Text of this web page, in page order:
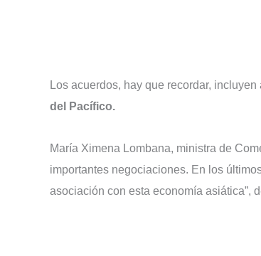
Los acuerdos, hay que recordar,
del Pacífico.
María Ximena Lombana, ministra de
importantes negociaciones. En los
asociación con esta economía asiática”,